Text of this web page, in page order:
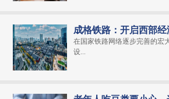
成格铁路：开启西部
在国家铁路网络逐步完善的宏
设...